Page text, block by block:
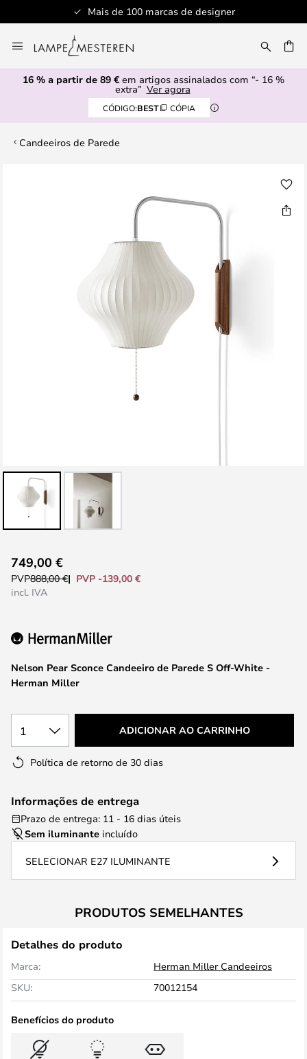
Mais de 100 marcas de designer
para
o
Conteúdo
16 % a partir de 89 € em artigos assinalados com “- 16 %
extra” Ver agora
CÓDIGO:BEST CÓPIA
Candeeiros de Parede
para
Galeria
imagens
Nelson Pear Sconce Candeeiro de Parede S Off-White -
Herman Miller
749,00 €
PVP888,00 €
PVP -139,00 €
incl. IVA
1 ADICIONAR AO CARRINHO
Política de retorno de 30 dias
Informações de entrega
Prazo de entrega: 11 - 16 dias úteis
Sem iluminante incluído
SELECIONAR E27 ILUMINANTE
PRODUTOS SEMELHANTES
Detalhes do produto
Marca:
Herman Miller Candeeiros
SKU:
70012154
Benefícios do produto